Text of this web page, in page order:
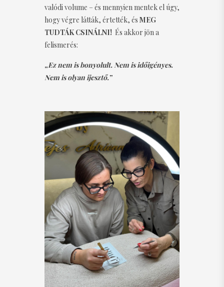
valódi volume – és mennyien mentek el úgy,
hogy végre látták, értették, és MEG
TUDTÁK CSINÁLNI! És akkor jön a
felismerés:
„Ez nem is bonyolult. Nem is időigényes.
Nem is olyan ijesztő.”